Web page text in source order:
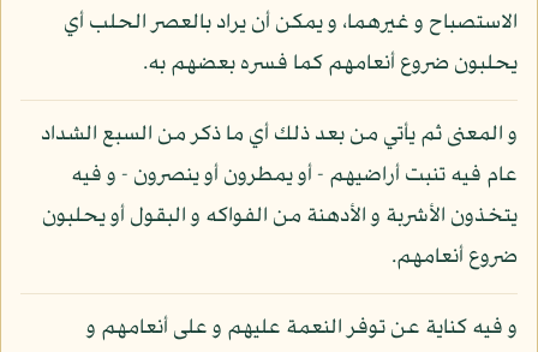
الاستصباح و غيرهما، و يمكن أن يراد بالعصر الحلب أي
يحلبون ضروع أنعامهم كما فسره بعضهم به.
و المعنى ثم يأتي من بعد ذلك أي ما ذكر من السبع الشداد
عام فيه تنبت أراضيهم - أو يمطرون أو ينصرون - و فيه
يتخذون الأشربة و الأدهنة من الفواكه و البقول أو يحلبون
ضروع أنعامهم.
و فيه كناية عن توفر النعمة عليهم و على أنعامهم و